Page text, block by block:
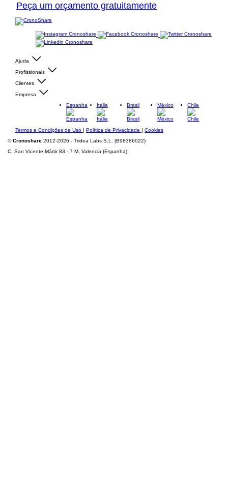
Peça um orçamento gratuitamente
Ajuda
Profissionais
Clientes
Empresa
Espanha
Itália Brasil México Chile
Termos e Condições de Uso | Política de Privacidade | Cookies
©Cronoshare 2012-2026 - Tridea Labs S.L. (B98386022)
C. San Vicente Mártir 83 - 7 M, Valencia (Espanha)